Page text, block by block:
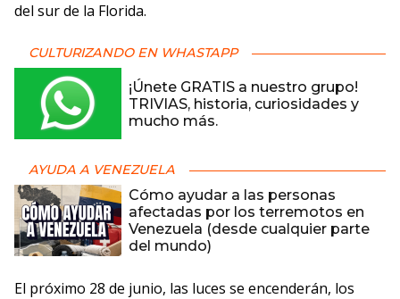
del sur de la Florida.
CULTURIZANDO EN WHASTAPP
¡Únete GRATIS a nuestro grupo!
TRIVIAS, historia, curiosidades y
mucho más.
AYUDA A VENEZUELA
Cómo ayudar a las personas
afectadas por los terremotos en
Venezuela (desde cualquier parte
del mundo)
El próximo 28 de junio, las luces se encenderán, los